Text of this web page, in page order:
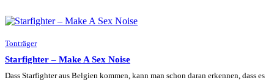
Tonträger
Starfighter – Make A Sex Noise
Dass Starfighter aus Belgien kommen, kann man schon daran erkennen, dass es